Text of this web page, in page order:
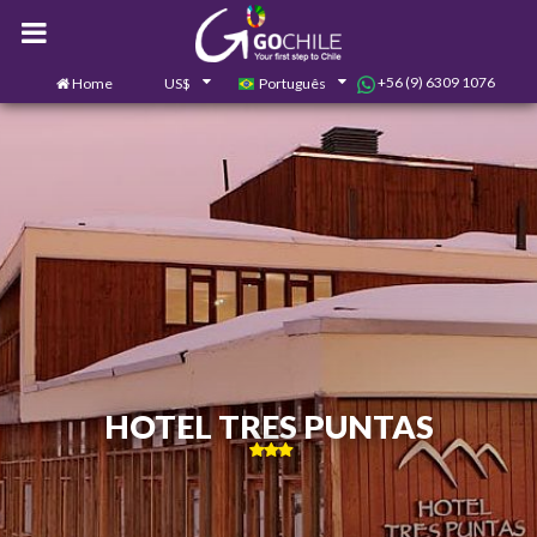
Home US$ Português +56 (9) 6309 1076
HOTEL TRES PUNTAS
